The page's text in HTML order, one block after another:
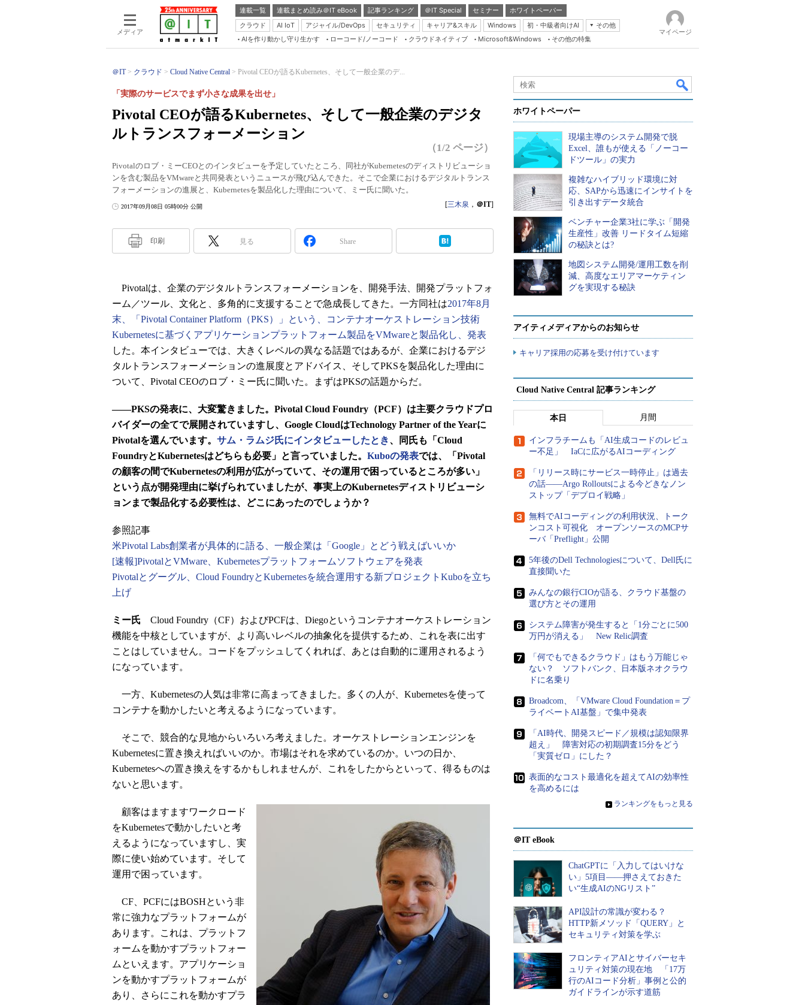
メディア
連載一覧 連載まとめ読み＠IT eBook 記事ランキング ＠IT Special セミナー
ホワイトペーパー
クラウド
AI IoT アジャイル/DevOps セキュリティ キャリア&スキル Windows 初・中級者向けAI
その他
Server & Storage
Java Agile
Database Expert
Master of IP Network
Security & Trust
AIを作り動かし守り生かす ローコード/ノーコード クラウドネイティブ Microsoft&Windows その他の特集
マイページ
＠IT クラウド Cloud Native Central Pivotal CEOが語るKubernetes、そして一般企業のデ...
Pivotal CEOが語るKubernetes、そして一般企業のデジタ
ルトランスフォーメーション
「実際のサービスでまず小さな成果を出せ」
（1/2 ページ）
Pivotalのロブ・ミーCEOとのインタビューを予定していたところ、同社がKubernetesのディストリビューショ
ンを含む製品をVMwareと共同発表というニュースが飛び込んできた。そこで企業におけるデジタルトランス
フォーメーションの進展と、Kubernetesを製品化した理由について、ミー氏に聞いた。
2017年09月08日 05時00分 公開 [三木泉 ， ＠IT]
印刷 見る Share
Pivotalは、企業のデジタルトランスフォーメーションを、開発手法、開発プラットフォ
ーム／ツール、文化と、多角的に支援することで急成長してきた。一方同社は2017年8月
末、「Pivotal Container Platform（PKS）」という、コンテナオーケストレーション技術
Kubernetesに基づくアプリケーションプラットフォーム製品をVMwareと製品化し、発表
した。本インタビューでは、大きくレベルの異なる話題ではあるが、企業におけるデジ
タルトランスフォーメーションの進展度とアドバイス、そしてPKSを製品化した理由に
ついて、Pivotal CEOのロブ・ミー氏に聞いた。まずはPKSの話題からだ。
――PKSの発表に、大変驚きました。Pivotal Cloud Foundry（PCF）は主要クラウドプロ
バイダーの全てで展開されていますし、Google CloudはTechnology Partner of the Yearに
Pivotalを選んでいます。 サム・ラムジ氏にインタビューしたとき、同氏も「Cloud
FoundryとKubernetesはどちらも必要」と言っていました。 Kuboの発表では、「Pivotal
の顧客の間でKubernetesの利用が広がっていて、その運用で困っているところが多い」
という点が開発理由に挙げられていましたが、事実上のKubernetesディストリビューシ
ョンまで製品化する必要性は、どこにあったのでしょうか？
参照記事
米Pivotal Labs創業者が具体的に語る、一般企業は「Google」とどう戦えばいいか
[速報]PivotalとVMware、Kubernetesプラットフォームソフトウェアを発表
Pivotalとグーグル、Cloud FoundryとKubernetesを統合運用する新プロジェクトKuboを立ち
上げ
ミー氏 Cloud Foundry（CF）およびPCFは、Diegoというコンテナオーケストレーション
機能を中核としていますが、より高いレベルの抽象化を提供するため、これを表に出す
ことはしていません。コードをプッシュしてくれれば、あとは自動的に運用されるよう
になっています。
一方、Kubernetesの人気は非常に高まってきました。多くの人が、Kubernetesを使って
コンテナを動かしたいと考えるようになっています。
そこで、競合的な見地からいろいろ考えました。オーケストレーションエンジンを
Kubernetesに置き換えればいいのか。市場はそれを求めているのか。いつの日か、
Kubernetesへの置き換えをするかもしれませんが、これをしたからといって、得るものは
ないと思います。
顧客はますますワークロード
をKubernetesで動かしたいと考
えるようになっていますし、実
際に使い始めています。そして
運用で困っています。
CF、PCFにはBOSHという非
常に強力なプラットフォームが
あります。これは、プラットフ
ォームを動かすプラットフォー
ムといえます。アプリケーショ
ンを動かすプラットフォームが
あり、さらにこれを動かすプラ
ホワイトペーパー
現場主導のシステム開発で脱
Excel、誰もが使える「ノーコー
ドツール」の実力
複雑なハイブリッド環境に対
応、SAPから迅速にインサイトを
引き出すデータ統合
ベンチャー企業3社に学ぶ「開発
生産性」改善 リードタイム短縮
の秘訣とは?
地図システム開発/運用工数を削
減、高度なエリアマーケティン
グを実現する秘訣
アイティメディアからのお知らせ
キャリア採用の応募を受け付けています
Cloud Native Central 記事ランキング
本日 月間
インフラチームも「AI生成コードのレビュ
ー不足」 IaCに広がるAIコーディング
「リリース時にサービス一時停止」は過去
の話――Argo Rolloutsによる今どきなノン
ストップ「デプロイ戦略」
無料でAIコーディングの利用状況、トーク
ンコスト可視化 オープンソースのMCPサ
ーバ「Preflight」公開
5年後のDell Technologiesについて、Dell氏に
直接聞いた
みんなの銀行CIOが語る、クラウド基盤の
選び方とその運用
システム障害が発生すると「1分ごとに500
万円が消える」 New Relic調査
「何でもできるクラウド」はもう万能じゃ
ない？ ソフトバンク、日本版ネオクラウ
ドに名乗り
Broadcom、「VMware Cloud Foundation＝プ
ライベートAI基盤」で集中発表
「AI時代、開発スピード／規模は認知限界
超え」 障害対応の初期調査15分をどう
「実質ゼロ」にした？
表面的なコスト最適化を超えてAIの効率性
を高めるには
» ランキングをもっと見る
＠IT eBook
ChatGPTに「入力してはいけな
い」5項目――押さえておきた
い“生成AIのNGリスト”
API設計の常識が変わる？
HTTP新メソッド「QUERY」と
セキュリティ対策を学ぶ
フロンティアAIとサイバーセキ
ュリティ対策の現在地 「17万
行のAIコード分析」事例と公的
ガイドラインが示す道筋